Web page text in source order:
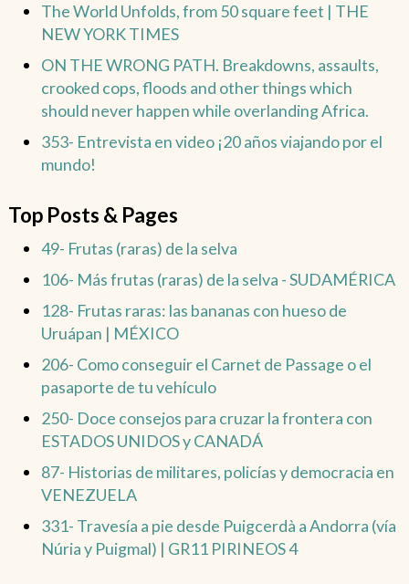
The World Unfolds, from 50 square feet | THE
NEW YORK TIMES
ON THE WRONG PATH. Breakdowns, assaults,
crooked cops, floods and other things which
should never happen while overlanding Africa.
353- Entrevista en video ¡20 años viajando por el
mundo!
Top Posts & Pages
49- Frutas (raras) de la selva
106- Más frutas (raras) de la selva - SUDAMÉRICA
128- Frutas raras: las bananas con hueso de
Uruápan | MÉXICO
206- Como conseguir el Carnet de Passage o el
pasaporte de tu vehículo
250- Doce consejos para cruzar la frontera con
ESTADOS UNIDOS y CANADÁ
87- Historias de militares, policías y democracia en
VENEZUELA
331- Travesía a pie desde Puigcerdà a Andorra (vía
Núria y Puigmal) | GR11 PIRINEOS 4